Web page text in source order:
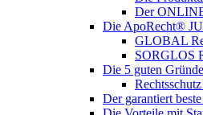
Der
Die ApoRecht®
GLOBAL
SORGLOS
Die 5 guten Gründe
Der garantiert